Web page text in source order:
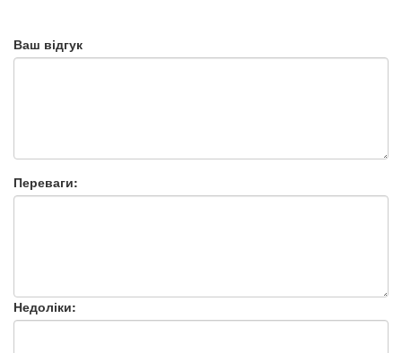
Ваш відгук
Переваги:
Недоліки: